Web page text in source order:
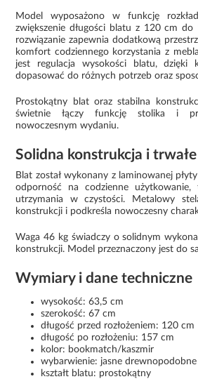
Model wyposażono w funkcję
zwiększenie długości blatu z 120 cm
rozwiązanie zapewnia dodatkową
komfort codziennego korzystania z
jest regulacja wysokości blatu, dzięki
dopasować do różnych potrzeb oraz
Prostokątny blat oraz stabilna
świetnie łączy funkcję stolika i
nowoczesnym wydaniu.
Solidna konstrukcja i
Blat został wykonany z laminowanej
odporność na codzienne użytkowanie,
utrzymania w czystości. Metalowy
konstrukcji i podkreśla nowoczesny
Waga 46 kg świadczy o solidnym
konstrukcji. Model przeznaczony jest do
Wymiary i dane techniczne
wysokość: 63,5 cm
szerokość: 67 cm
długość przed rozłożeniem: 120 cm
długość po rozłożeniu: 157 cm
kolor: bookmatch/kaszmir
wybarwienie: jasne drewnopodobne
kształt blatu: prostokątny